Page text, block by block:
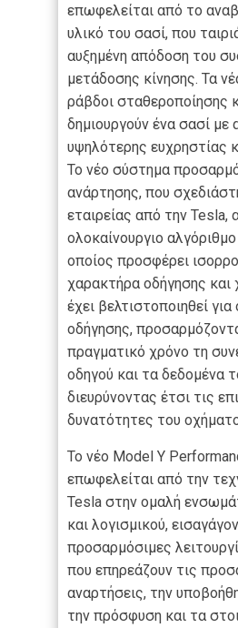
επωφελείται από το
υλικό του σασί, που
αυξημένη απόδοση του
μετάδοσης κίνησης. Τα
ράβδοι σταθεροποίησης
δημιουργούν ένα σασί με
υψηλότερης ευχρηστίας
Το νέο σύστημα
ανάρτησης, που
εταιρείας από την Tesla,
ολοκαίνουργιο
οποίος προσφέρει
χαρακτήρα οδήγησης και
έχει βελτιστοποιηθεί
οδήγησης,
πραγματικό χρόνο τη
οδηγού και τα δεδομένα
διευρύνοντας έτσι τις
δυνατότητες του
Το νέο Model Y
επωφελείται από την
Tesla στην ομαλή
και λογισμικού,
προσαρμόσιμες
που επηρεάζουν τις
αναρτήσεις, την
την πρόσφυση και τα